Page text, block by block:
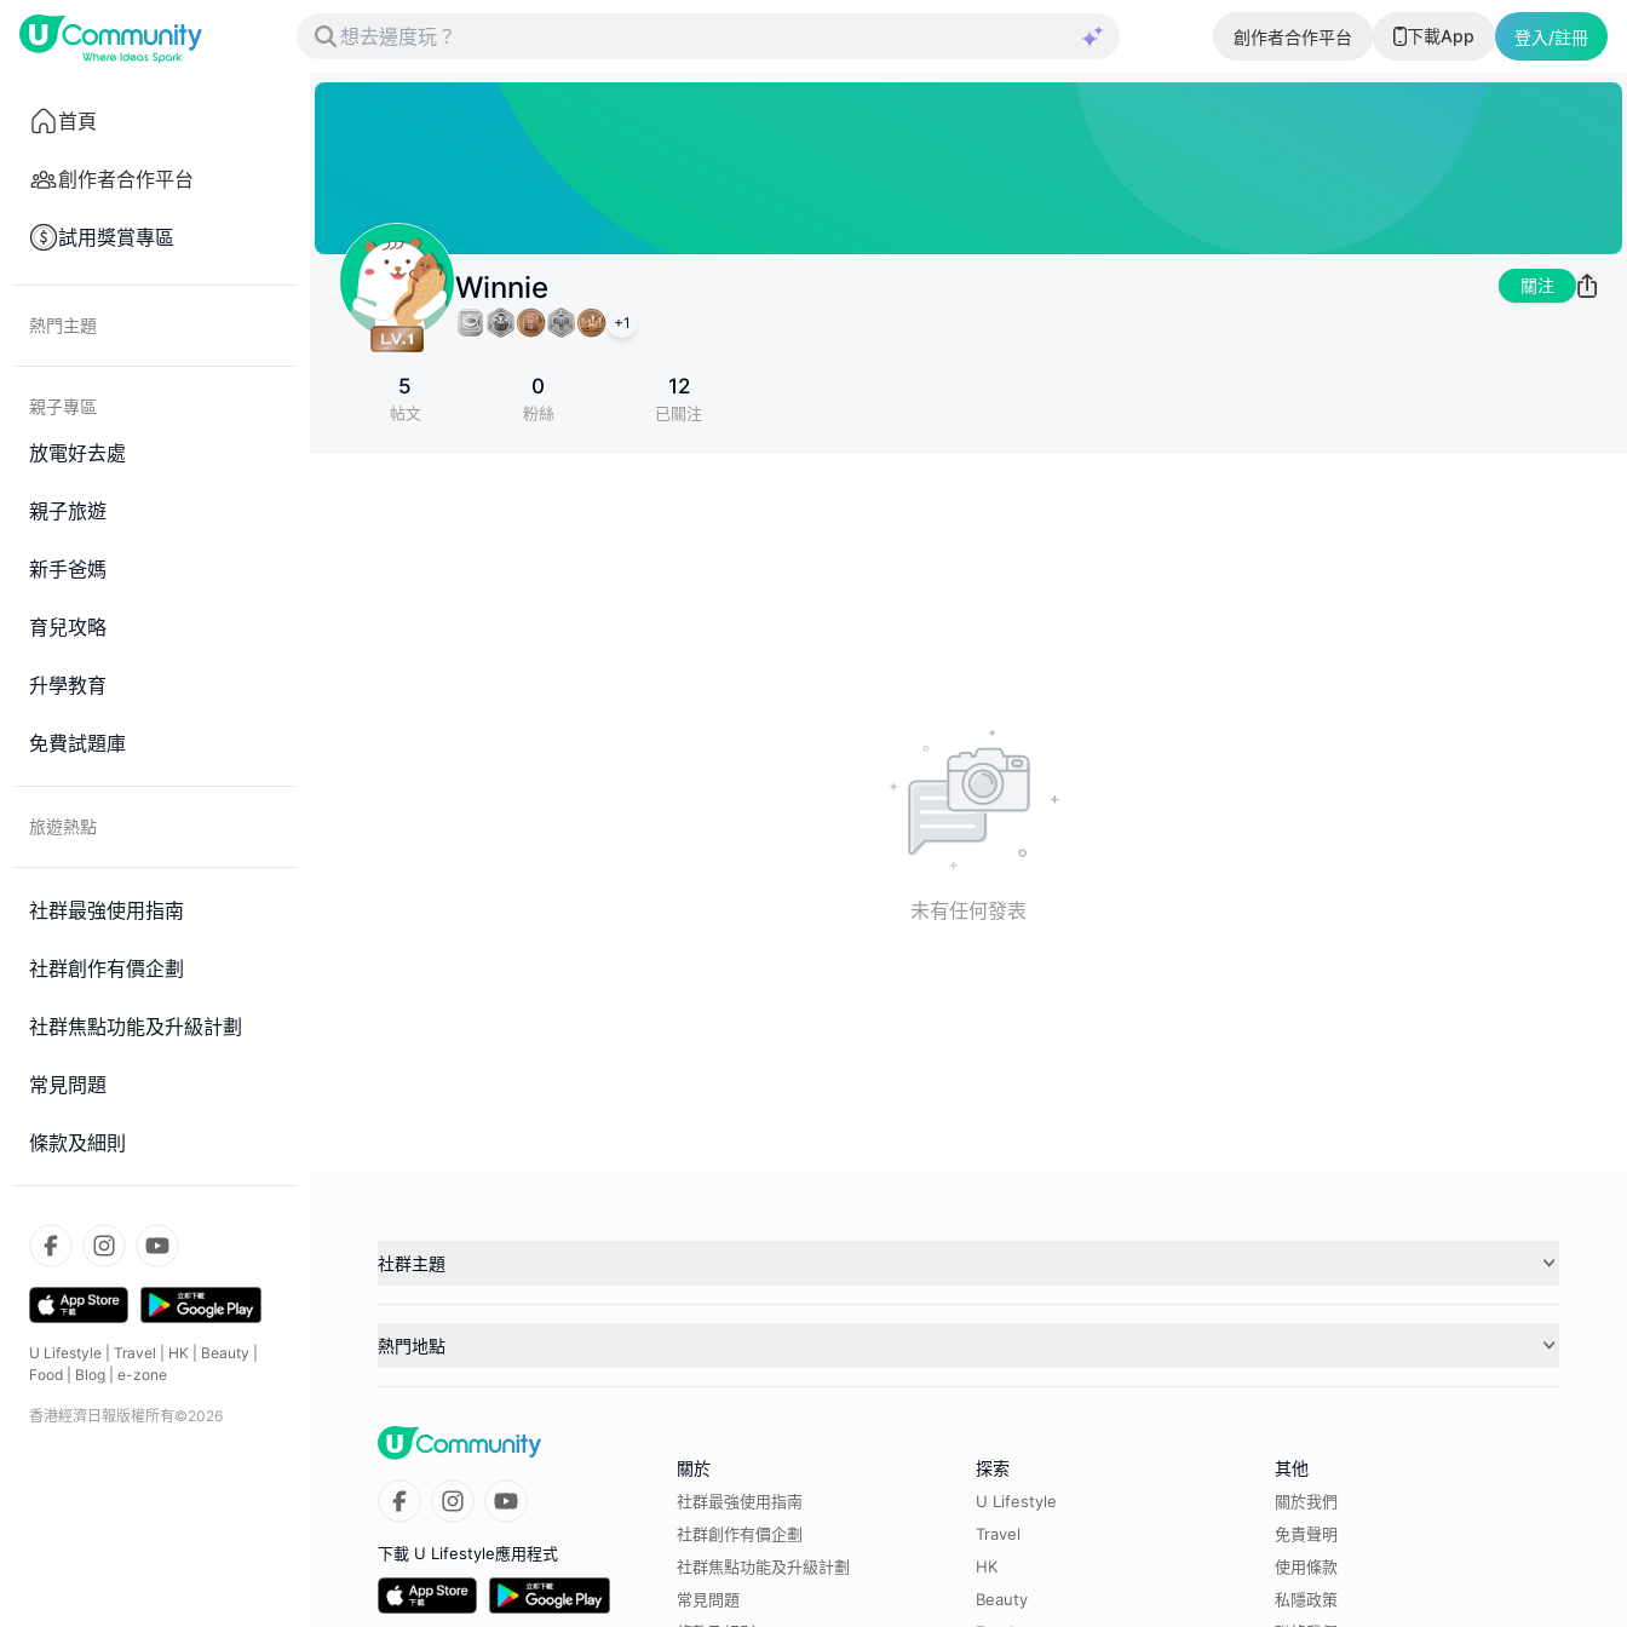
創作者合作平台 下載App 登入/註冊
首頁
創作者合作平台
試用獎賞專區
熱門主題
親子專區
放電好去處
親子旅遊
新手爸媽
育兒攻略
升學教育
免費試題庫
旅遊熱點
社群最強使用指南
社群創作有價企劃
社群焦點功能及升級計劃
常見問題
條款及細則
U Lifestyle Travel HK Beauty
Food
Blog e-zone
香港經濟日報版權所有©2026
Winnie
+1
關注
5
帖文
0
粉絲
12
已關注
未有任何發表
社群主題
熱門地點
下載 U Lifestyle應用程式
關於
社群最強使用指南
社群創作有價企劃
社群焦點功能及升級計劃
常見問題
探索
U Lifestyle
Travel
HK
Beauty
其他
關於我們
免責聲明
使用條款
私隱政策